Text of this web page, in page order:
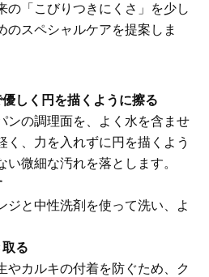
の「こびりつきにくさ」を少し
のスペシャルケアを提案しま
しく円を描くように擦る
ンの調理面を、よく水を含ませ
く、力を入れずに円を描くよう
微細な汚れを落とします。
ジと中性洗剤を使って洗い、よ
る
やカルキの付着を防ぐため、ク